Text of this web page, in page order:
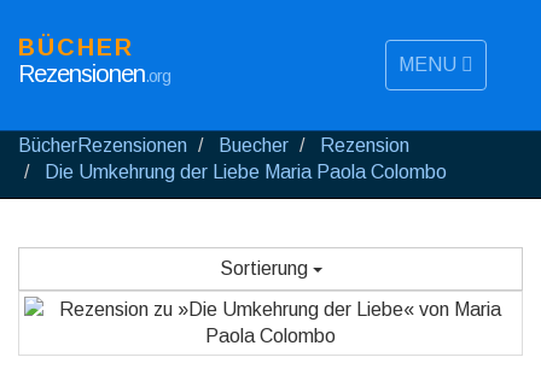
MENU
BÜCHER
Rezensionen.org
BücherRezensionen Buecher
Rezension
Die Umkehrung der Liebe Maria Paola Colombo
Sortierung